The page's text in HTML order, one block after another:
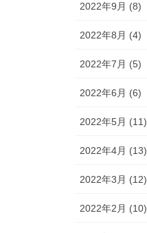
2022年9月 (8)
2022年8月 (4)
2022年7月 (5)
2022年6月 (6)
2022年5月 (11)
2022年4月 (13)
2022年3月 (12)
2022年2月 (10)